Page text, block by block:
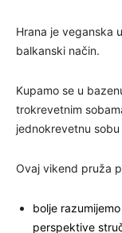
Hrana je veganska
balkanski način.
Kupamo se u
trokrevetnim
jednokrevetnu
Ovaj vikend pruža
bolje
perspektive